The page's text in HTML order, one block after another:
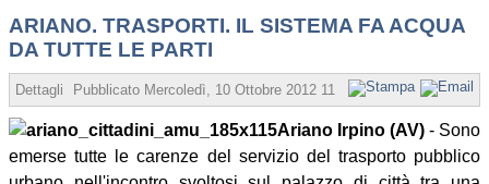
ARIANO. TRASPORTI. IL SISTEMA FA ACQUA
DA TUTTE LE PARTI
Dettagli Pubblicato Mercoledì, 10 Ottobre 2012 11:14 Scritto da
Ariano Irpino (AV) - Sono
emerse tutte le carenze del servizio del trasporto pubblico